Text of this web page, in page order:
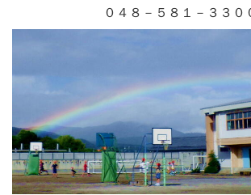
０４８－５８１－３３０